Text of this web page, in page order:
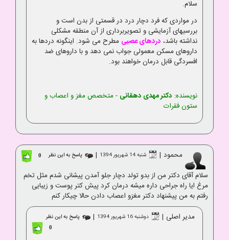
سلام.
در مواردی که فرد دچار درد در قسمتی از بدن است و
بررسیهای آزمایشی و تصویربرداری از آن منطقه مشکلی
نداشته باشد، دردهای عصبی مطرح می شود. اینگونه دردها به
داروهای مسکن معمولی جواب نمی دهد و با داروهای ضد
افسردگی قابل درمان خواهند بود.
نویسنده: دکتر مهدی دهقانی - متخصص مغز و اعصاب و
ستون فقرات
محمود | شنبه 14 شهریور 1394 | پاسخ به این نظر 0
سلام آقای دکتر من از بدو تولد دچار جلو آمدن پیشانی شدم مثل تخم
مرغ ایا راه جراحی داره میشه درمان کرد پیش کتر پوست و زیبایی
رفتم به من پیشنهاد دکتر مغزو اعصاب دادن حالا چیکار کنم
مدیر اصلی | دوشنبه 16 شهریور 1394 | پاسخ به این نظر
0